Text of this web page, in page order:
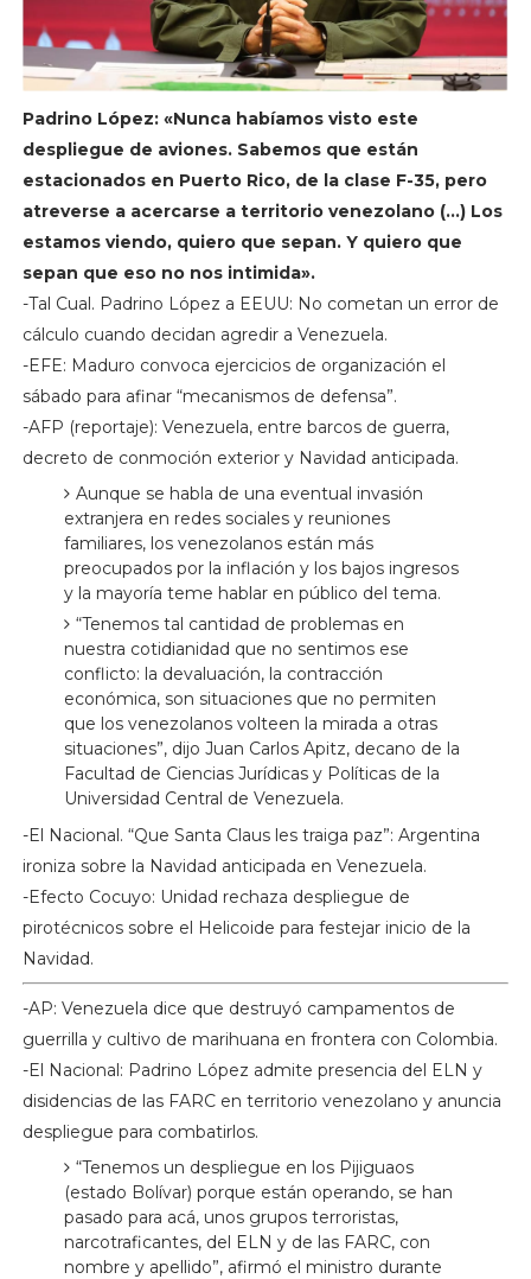
Padrino López: «Nunca habíamos visto este
despliegue de aviones. Sabemos que están
estacionados en Puerto Rico, de la clase F-35, pero
atreverse a acercarse a territorio venezolano (…) Los
estamos viendo, quiero que sepan. Y quiero que
sepan que eso no nos intimida».
-Tal Cual. Padrino López a EEUU: No cometan un error de
cálculo cuando decidan agredir a Venezuela.
-EFE: Maduro convoca ejercicios de organización el
sábado para afinar “mecanismos de defensa”.
-AFP (reportaje): Venezuela, entre barcos de guerra,
decreto de conmoción exterior y Navidad anticipada.
Aunque se habla de una eventual invasión
extranjera en redes sociales y reuniones
familiares, los venezolanos están más
preocupados por la inflación y los bajos ingresos
y la mayoría teme hablar en público del tema.
“Tenemos tal cantidad de problemas en
nuestra cotidianidad que no sentimos ese
conflicto: la devaluación, la contracción
económica, son situaciones que no permiten
que los venezolanos volteen la mirada a otras
situaciones”, dijo Juan Carlos Apitz, decano de la
Facultad de Ciencias Jurídicas y Políticas de la
Universidad Central de Venezuela.
-El Nacional. “Que Santa Claus les traiga paz”: Argentina
ironiza sobre la Navidad anticipada en Venezuela.
-Efecto Cocuyo: Unidad rechaza despliegue de
pirotécnicos sobre el Helicoide para festejar inicio de la
Navidad.
-AP: Venezuela dice que destruyó campamentos de
guerrilla y cultivo de marihuana en frontera con Colombia.
-El Nacional: Padrino López admite presencia del ELN y
disidencias de las FARC en territorio venezolano y anuncia
despliegue para combatirlos.
“Tenemos un despliegue en los Pijiguaos
(estado Bolívar) porque están operando, se han
pasado para acá, unos grupos terroristas,
narcotraficantes, del ELN y de las FARC, con
nombre y apellido”, afirmó el ministro durante